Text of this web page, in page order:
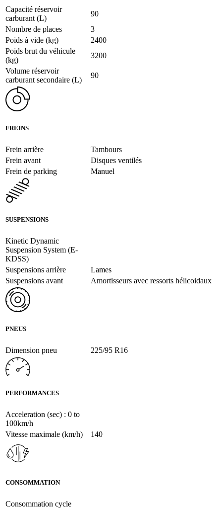
Capacité réservoir
carburant (L)
90
Nombre de places
3
Poids à vide (kg)
2400
Poids brut du véhicule
(kg)
3200
Volume réservoir
carburant secondaire (L)
90
FREINS
Frein arrière
Tambours
Frein avant
Disques ventilés
Frein de parking
Manuel
SUSPENSIONS
Kinetic Dynamic
Suspension System (E-
KDSS)
Suspensions arrière
Lames
Suspensions avant
Amortisseurs avec ressorts hélicoidaux
PNEUS
Dimension pneu 225/95 R16
PERFORMANCES
Acceleration (sec) : 0 to
100km/h
Vitesse maximale (km/h)
140
CONSOMMATION
Consommation cycle